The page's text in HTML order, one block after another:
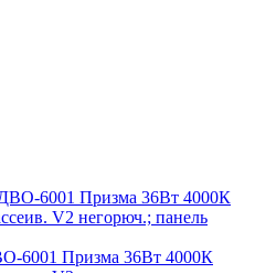
6001 Призма 36Вт 4000К